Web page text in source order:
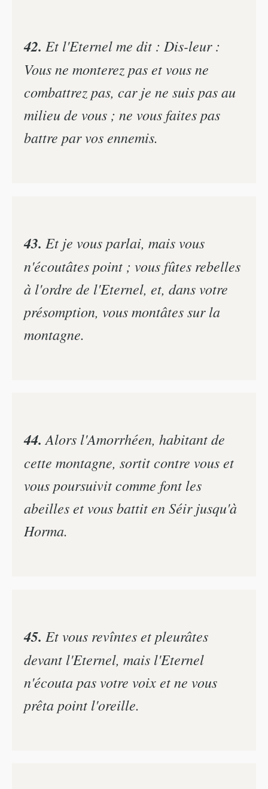
42. Et l'Eternel me dit : Dis-leur :
Vous ne monterez pas et vous ne
combattrez pas, car je ne suis pas au
milieu de vous ; ne vous faites pas
battre par vos ennemis.
43. Et je vous parlai, mais vous
n'écoutâtes point ; vous fûtes rebelles
à l'ordre de l'Eternel, et, dans votre
présomption, vous montâtes sur la
montagne.
44. Alors l'Amorrhéen, habitant de
cette montagne, sortit contre vous et
vous poursuivit comme font les
abeilles et vous battit en Séir jusqu'à
Horma.
45. Et vous revîntes et pleurâtes
devant l'Eternel, mais l'Eternel
n'écouta pas votre voix et ne vous
prêta point l'oreille.